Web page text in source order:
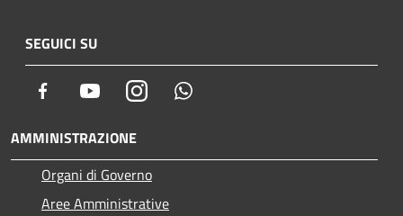
SEGUICI SU
Facebook YoutubeInstagram
AMMINISTRAZIONE
Organi di Governo
Aree Amministrative